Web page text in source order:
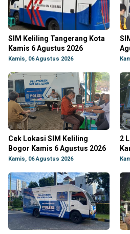
SIM Keliling Tangerang Kota
Kamis 6 Agustus 2026
Kamis, 06 Agustus 2026
Cek Lokasi SIM Keliling
Bogor Kamis 6 Agustus 2026
Kamis, 06 Agustus 2026
2